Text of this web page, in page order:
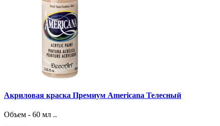
Акриловая краска Премиум Americana Телесный
Объем - 60 мл ..